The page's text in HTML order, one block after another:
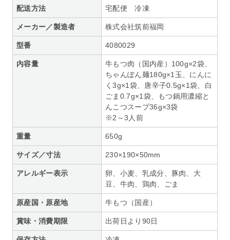
配送方法 宅配便 冷凍
メーカー／製造者 株式会社筑前福岡
型番 4080029
内容量
牛もつ肉（国内産）100g×2袋、
ちゃんぽん麺180g×1玉、にんに
く3g×1袋、唐辛子0.5g×1袋、白
ごま0.7g×1袋、もつ鍋用濃縮と
んこつスープ36g×3袋
※2～3人前
重量 650g
サイズ／寸法 230×190×50mm
アレルギー表示
卵、小麦、乳成分、豚肉、大
豆、牛肉、鶏肉、ごま
原産国・原産地 牛もつ（国産）
賞味・消費期限 出荷日より90日